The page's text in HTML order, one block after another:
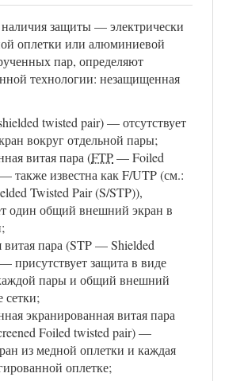
защиты — электрически
оплетки или алюминиевой
пар, определяют
технологии: незащищенная
twisted pair) — отсутствует
вокруг отдельной пары;
витая пара (FTP— Foiled
также известна как F/UTP (см.:
Twisted Pair (S/STP)),
один общий внешний экран в
пара (STP — Shielded
присутствует защита в виде
пары и общий внешний
сетки;
экранированная витая пара
Foiled twisted pair) —
из медной оплетки и каждая
оплетке;